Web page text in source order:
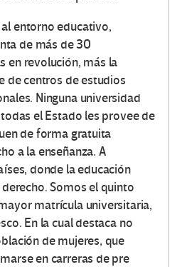
entorno educativo,
de más de 30
en revolución, más la
de centros de estudios
Ninguna universidad
el Estado les provee de
de forma gratuita
a la enseñanza. A
donde la educación
Somos el quinto
matrícula universitaria,
En la cual destaca no
de mujeres, que
en carreras de pre